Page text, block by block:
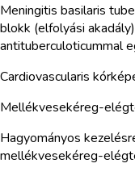
Meningitis basilaris
blokk (elfolyási
antituberculoticummal
Cardiovascularis
Mellékvesekéreg-
Hagyományos
mellékvesekéreg-